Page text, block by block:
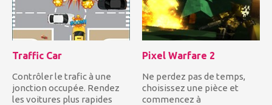
Traffic Car
Contrôler le trafic à une
jonction occupée. Rendez
les voitures plus rapides
Pixel Warfare 2
Ne perdez pas de temps,
choisissez une pièce et
commencez à